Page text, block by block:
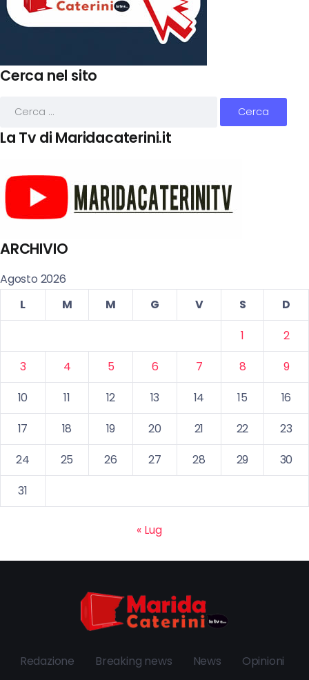
Cerca nel sito
La Tv di Maridacaterini.it
ARCHIVIO
Agosto 2026
L
M M G V S
D
1
2
3
4 5 6 7 8
9
10
11 12 13 14 15
16
17
18 19 20 21 22
23
24
25 26 27 28 29
30
31
« Lug
Redazione Breaking news News Opinioni